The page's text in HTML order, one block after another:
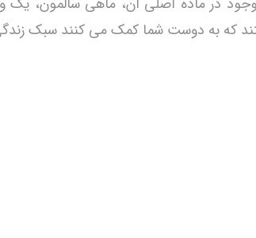
که به دوست شما کمک می کنند سبک